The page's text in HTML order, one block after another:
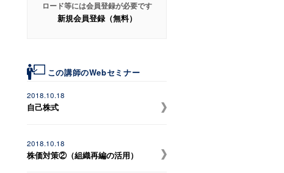
ロード等には会員登録が必要です
新規会員登録（無料）
この講師のWebセミナー
2018.10.18
自己株式
2018.10.18
株価対策②（組織再編の活用）